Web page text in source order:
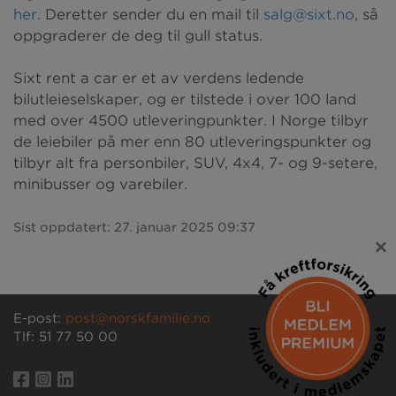
her. Deretter sender du en mail til salg@sixt.no, så
oppgraderer de deg til gull status.
Sixt rent a car er et av verdens ledende
bilutleieselskaper, og er tilstede i over 100 land
med over 4500 utleveringpunkter. I Norge tilbyr
de leiebiler på mer enn 80 utleveringspunkter og
tilbyr alt fra personbiler, SUV, 4x4, 7- og 9-setere,
minibusser og varebiler.
Sist oppdatert: 27. januar 2025 09:37
E-post: post@norskfamilie.no
Tlf: 51 77 50 00
×